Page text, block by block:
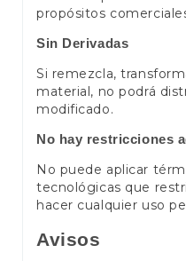
propósitos
Sin Derivadas
Si remezcla,
material, no podrá
modificado.
No hay restricciones
No puede aplicar
tecnológicas que
hacer cualquier uso
Avisos